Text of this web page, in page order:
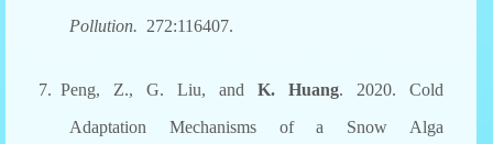
Pollution. 272:116407.
7. Peng, Z., G. Liu, and K. Huang. 2020. Cold
Adaptation Mechanisms of a Snow Alga